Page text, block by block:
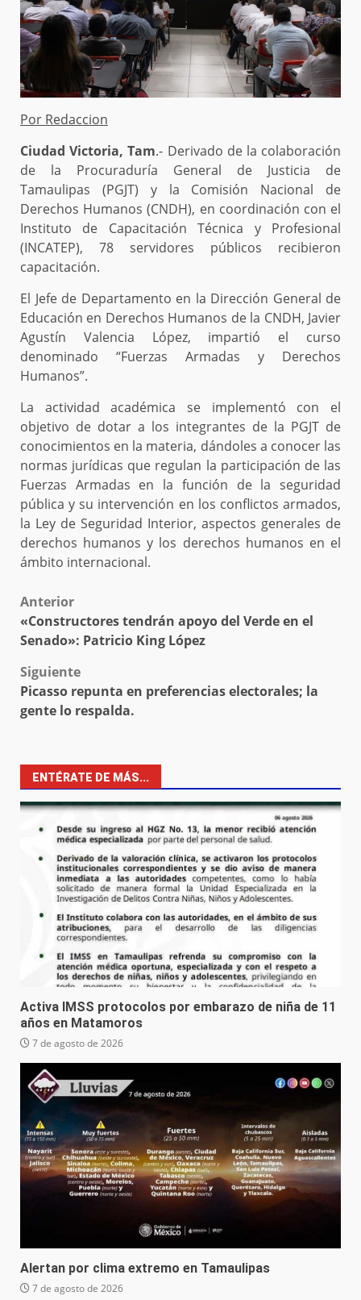
Por Redaccion
Ciudad Victoria, Tam.- Derivado de la colaboración
de la Procuraduría General de Justicia de
Tamaulipas (PGJT) y la Comisión Nacional de
Derechos Humanos (CNDH), en coordinación con el
Instituto de Capacitación Técnica y Profesional
(INCATEP), 78 servidores públicos recibieron
capacitación.
El Jefe de Departamento en la Dirección General de
Educación en Derechos Humanos de la CNDH, Javier
Agustín Valencia López, impartió el curso
denominado “Fuerzas Armadas y Derechos
Humanos”.
La actividad académica se implementó con el
objetivo de dotar a los integrantes de la PGJT de
conocimientos en la materia, dándoles a conocer las
normas jurídicas que regulan la participación de las
Fuerzas Armadas en la función de la seguridad
pública y su intervención en los conflictos armados,
la Ley de Seguridad Interior, aspectos generales de
derechos humanos y los derechos humanos en el
ámbito internacional.
Post
navigation
Anterior
«Constructores tendrán apoyo del Verde en el
Senado»: Patricio King López
Siguiente
Picasso repunta en preferencias electorales; la
gente lo respalda.
ENTÉRATE DE MÁS...
Activa IMSS protocolos por embarazo de niña de 11
años en Matamoros
7 de agosto de 2026
Alertan por clima extremo en Tamaulipas
7 de agosto de 2026